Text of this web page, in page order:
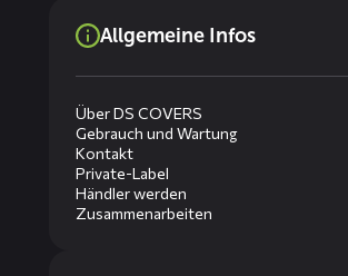
Allgemeine Infos
Über DS COVERS
Gebrauch und Wartung
Kontakt
Private-Label
Händler werden
Zusammenarbeiten